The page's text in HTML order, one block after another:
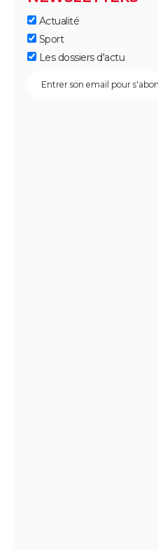
Actualité
Sport
Les dossiers d'actu